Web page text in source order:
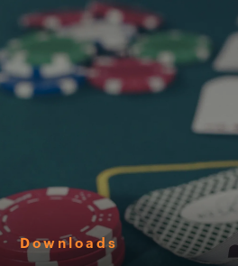
Downloads